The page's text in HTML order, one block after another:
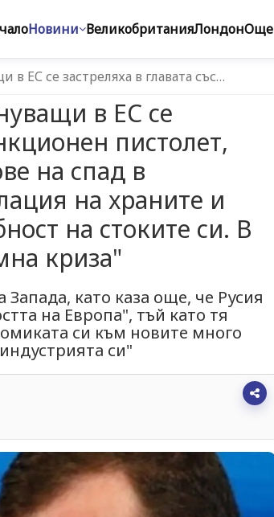
Новини ВеликобританияЛондонОще
ЕС се застреляха в главата със…
в ЕС се
пистолет,
на спад в
на храните и
на стоките си. В
криза"
като каза още, че Русия
на Европа", тъй като тя
си към новите много
си"